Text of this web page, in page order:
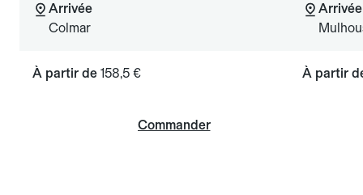
Arrivée
Colmar
À partir de 158,5 €
Commander
Arrivée
À partir